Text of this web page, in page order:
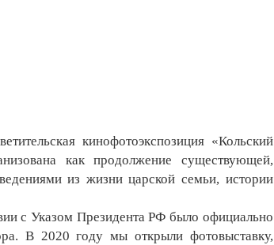
кинофотоэкспозиция «Кольский
как продолжение существующей,
из жизни царской семьи, истории
с Указом Президента РФ было официально
В 2020 году мы открыли фотовыставку,